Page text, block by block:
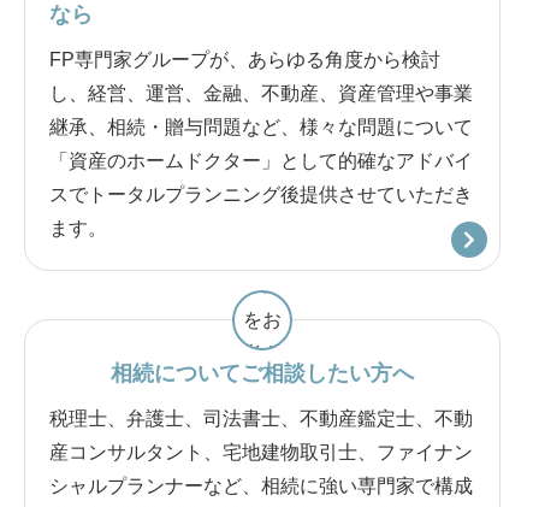
なら
FP専門家グループが、あらゆる角度から検討
し、経営、運営、金融、不動産、資産管理や事業
継承、相続・贈与問題など、様々な問題について
「資産のホームドクター」として的確なアドバイ
スでトータルプランニング後提供させていただき
ます。
相続についてご相談したい方へ
税理士、弁護士、司法書士、不動産鑑定士、不動
産コンサルタント、宅地建物取引士、ファイナン
シャルプランナーなど、相続に強い専門家で構成